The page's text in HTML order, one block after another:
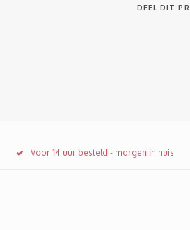
DEEL DIT
Voor 14 uur besteld - morgen in huis